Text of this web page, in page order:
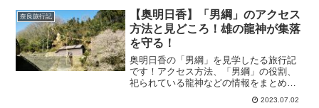
奈良旅行記
【奥明日香】「男綱」のアクセス
方法と見どころ！雄の龍神が集落
を守る！
奥明日香の「男綱」を見学したる旅行記
です！アクセス方法、「男綱」の役割、
祀られている龍神などの情報をまとめま
2023.07.02